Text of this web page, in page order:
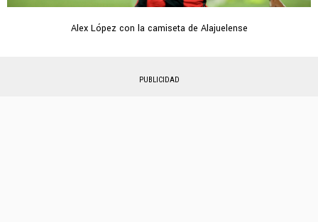
Alex López con la camiseta de Alajuelense
PUBLICIDAD